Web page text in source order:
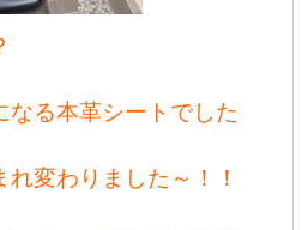
なる本革シートでした
変わりました～！！